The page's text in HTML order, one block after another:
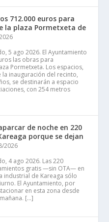
712.000 euros para
la plaza Pormetxeta de
5 ago 2026. El Ayuntamiento
las obras para
Pormetxeta. Los espacios,
inauguración del recinto,
se destinarán a espacio
con 254 metros
de noche en 220
porque se dejan
2026
4 ago 2026. Las 220
gratis —sin OTA— en
industrial de Kareaga sólo
El Ayuntamiento, por
en esta zona desde
[…]